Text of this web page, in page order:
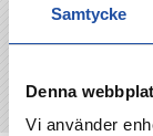
Samtycke
Denna
Vi använder